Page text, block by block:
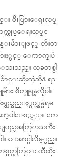
စီးပြားေရးလုပ္
က္လုပ္ေရးလုပ္င
းမ်ားျဖင့္ တိုးတ
ားႏွင့္ ေကာက္၊ပဲ
သးသည္။ ယခုတစ္ပါ
ာင္းဆိုးကဲ့သို႔ ရာ
း စိတ္ပူရန္မလိုပါ။
ည္ရွည္ႏွင့္လွန္ခံရမ
ဆာ့ပါေစႏွင့္။ ကေ
ျပည္ပအတြက္ႀကိဳး
အာင္ပါလိမ့္မည္။
ပတ္အတြင္း ထီထိုး